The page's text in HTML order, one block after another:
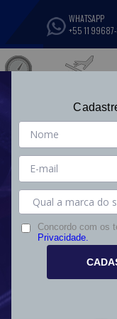
WHATSAPP
+55 11
TÉRMICOS
Concordo com os
Privacidade.